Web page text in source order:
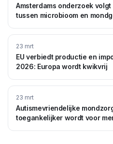
Amsterdams onderzoek
tussen microbioom en
23 mrt
EU verbiedt productie en
2026: Europa wordt kwikvrij
23 mrt
Autismevriendelijke
toegankelijker wordt voor